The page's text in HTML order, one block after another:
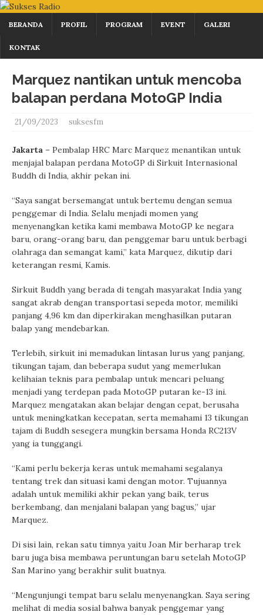
BERANDA PROFIL PROGRAM EVENT GALERI
KONTAK
Marquez nantikan untuk mencoba
balapan perdana MotoGP India
21/09/2023 suksesfm
Jakarta – Pembalap HRC Marc Marquez menantikan untuk
menjajal balapan perdana MotoGP di Sirkuit Internasional
Buddh di India, akhir pekan ini.
“Saya sangat bersemangat untuk bertemu dengan semua
penggemar di India. Selalu menjadi momen yang
menyenangkan ketika kami membawa MotoGP ke negara
baru, orang-orang baru, dan penggemar baru untuk berbagi
olahraga dan semangat kami,” kata Marquez, dikutip dari
keterangan resmi, Kamis.
Sirkuit Buddh yang berada di tengah masyarakat India yang
sangat akrab dengan transportasi sepeda motor, memiliki
panjang 4,96 km dan diperkirakan menghasilkan putaran
balap yang mendebarkan.
Terlebih, sirkuit ini memadukan lintasan lurus yang panjang,
tikungan tajam, dan beberapa sudut yang memerlukan
kelihaian teknis para pembalap untuk mencari peluang
menjadi yang terdepan pada MotoGP putaran ke-13 ini.
Marquez mengatakan akan belajar dengan cepat, berusaha
untuk meningkatkan kecepatan, serta memahami 13 tikungan
tajam di Buddh sesegera mungkin bersama Honda RC213V
yang ia tunggangi.
“Kami perlu bekerja keras untuk memahami segalanya
tentang trek dan situasi kami dengan motor. Tujuannya
adalah untuk memiliki akhir pekan yang baik, terus
berkembang, dan menjalani balapan yang bagus,” ujar
Marquez.
Di sisi lain, rekan satu timnya yaitu Joan Mir berharap trek
baru juga bisa membawa peruntungan baru setelah MotoGP
San Marino yang berakhir sulit buatnya.
“Mengunjungi tempat baru selalu menyenangkan. Saya sering
melihat di media sosial bahwa banyak penggemar yang